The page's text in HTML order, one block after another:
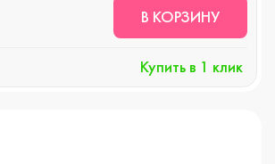
В КОРЗИНУ
Купить в 1 клик